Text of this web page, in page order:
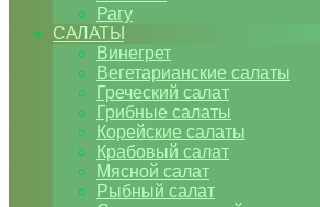
Рагу
САЛАТЫ
Винегрет
Вегетарианские салаты
Греческий салат
Грибные салаты
Корейские салаты
Крабовый салат
Мясной салат
Рыбный салат